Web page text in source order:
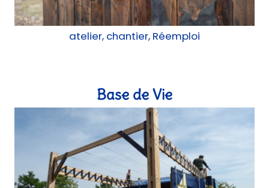
atelier, chantier, Réemploi
Base de Vie